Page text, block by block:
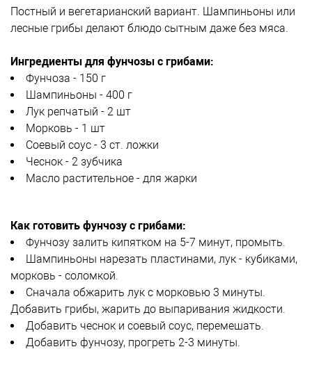
Постный и вегетарианский вариант. Шампиньоны или
лесные грибы делают блюдо сытным даже без мяса.
Ингредиенты для фунчозы с грибами:
Фунчоза - 150 г
Шампиньоны - 400 г
Лук репчатый - 2 шт
Морковь - 1 шт
Соевый соус - 3 ст. ложки
Чеснок - 2 зубчика
Масло растительное - для жарки
Как готовить фунчозу с грибами:
Фунчозу залить кипятком на 5-7 минут, промыть.
Шампиньоны нарезать пластинами, лук - кубиками,
морковь - соломкой.
Сначала обжарить лук с морковью 3 минуты.
Добавить грибы, жарить до выпаривания жидкости.
Добавить чеснок и соевый соус, перемешать.
Добавить фунчозу, прогреть 2-3 минуты.